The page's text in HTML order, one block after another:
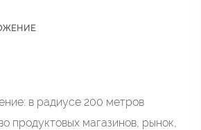
в радиусе 200 метров
продуктовых магазинов, рынок,